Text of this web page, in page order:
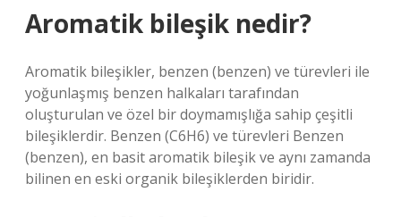
Aromatik bileşik nedir?
Aromatik bileşikler, benzen (benzen) ve türevleri ile
yoğunlaşmış benzen halkaları tarafından
oluşturulan ve özel bir doymamışlığa sahip çeşitli
bileşiklerdir. Benzen (C6H6) ve türevleri Benzen
(benzen), en basit aromatik bileşik ve aynı zamanda
bilinen en eski organik bileşiklerden biridir.